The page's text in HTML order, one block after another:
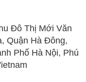
Đô Thị Mới Văn
Quận Hà Đông,
Phố Hà Nội, Phú